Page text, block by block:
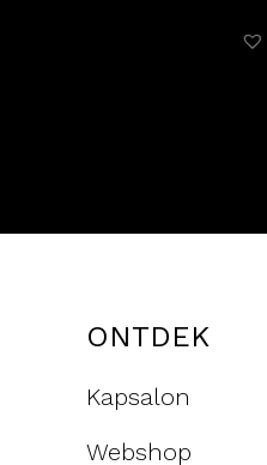
ONTDEK
Kapsalon
Webshop